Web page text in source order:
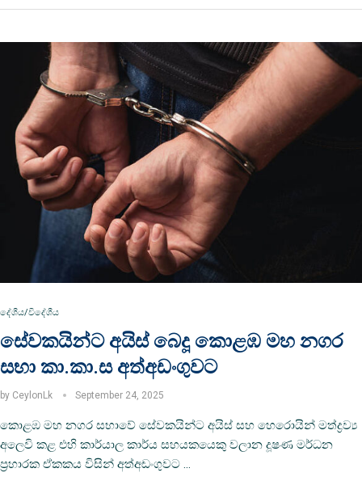
දේශීය/විදේශීය
සේවකයින්ට අයිස් බෙදූ කොළඹ මහ නගර
සභා කා.කා.ස අත්අඩංගුවට
by CeylonLk September 24, 2025
කොළඹ මහ නගර සභාවේ සේවකයින්ට අයිස් සහ හෙරොයින් මත්ද්‍රව්‍ය
අලෙවි කළ එහි කාර්යාල කාර්ය සහයකයෙකු වලාන දූෂණ මර්ධන
ප්‍රහාරක ඒකකය විසින් අත්අඩංගුවට …